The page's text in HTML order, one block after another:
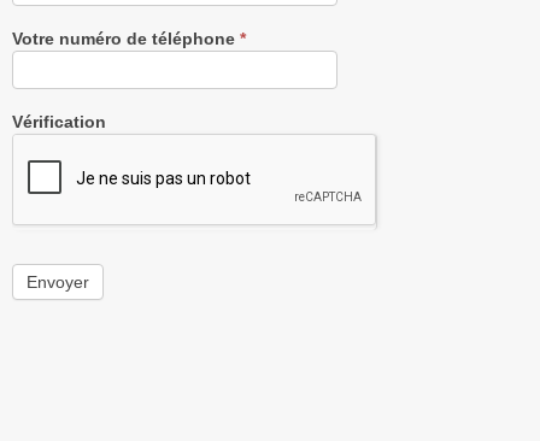
Votre numéro de téléphone *
Vérification
Envoyer